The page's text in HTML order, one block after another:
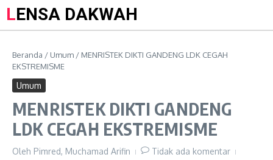
LENSA DAKWAH
Beranda / Umum / MENRISTEK DIKTI GANDENG LDK CEGAH
EKSTREMISME
Umum
MENRISTEK DIKTI GANDENG
LDK CEGAH EKSTREMISME
Oleh Pimred, Muchamad Arifin
Tidak ada komentar